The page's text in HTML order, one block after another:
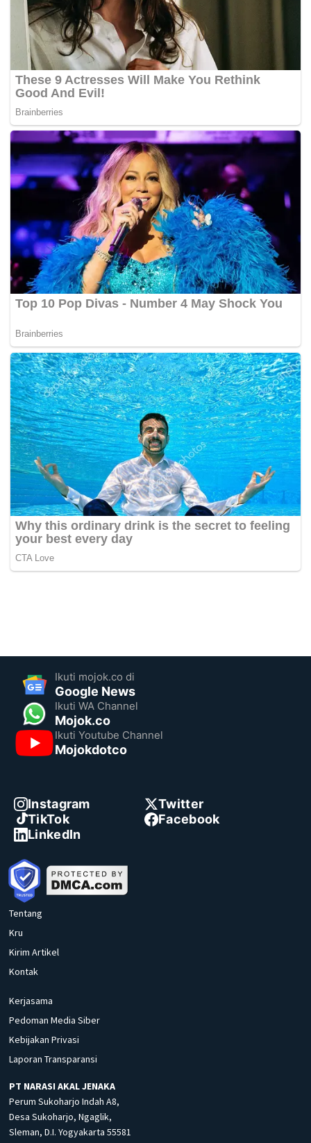
Ikuti mojok.co di
Google News
Ikuti WA Channel
Mojok.co
Ikuti Youtube Channel
Mojokdotco
Instagram
Twitter
TikTok
Facebook
LinkedIn
Tentang
Kru
Kirim Artikel
Kontak
Kerjasama
Pedoman Media Siber
Kebijakan Privasi
Laporan Transparansi
PT NARASI AKAL JENAKA
Perum Sukoharjo Indah A8,
Desa Sukoharjo, Ngaglik,
Sleman, D.I. Yogyakarta 55581